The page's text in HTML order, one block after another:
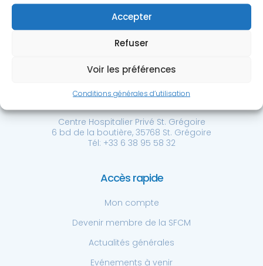
Accepter
Refuser
Voir les préférences
Conditions générales d’utilisation
Société Française de
Chirurgie de la Main
Centre Hospitalier Privé St. Grégoire
6 bd de la boutière, 35768 St. Grégoire
Tél: +33 6 38 95 58 32
Accès rapide
Mon compte
Devenir membre de la SFCM
Actualités générales
Evénements à venir